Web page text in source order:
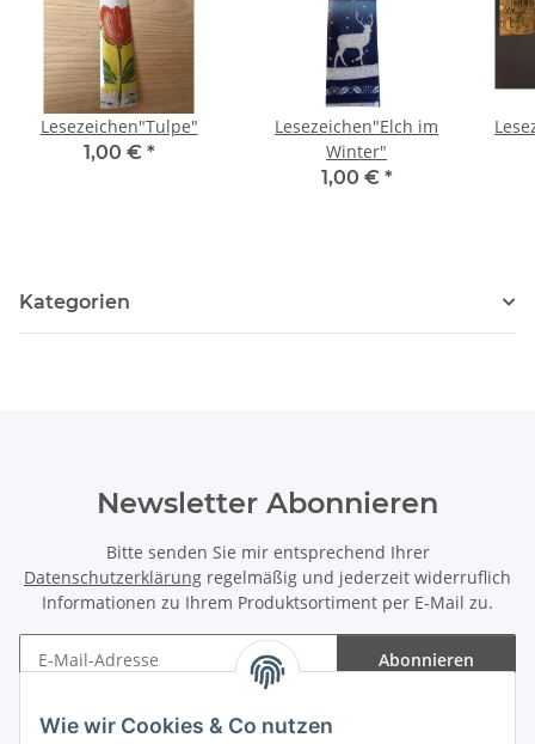
Wie wir Cookies & Co nutzen
Lesezeichen"Tulpe"
1,00 € *
Lesezeichen"Elch im
Winter"
1,00 € *
Kategorien
Newsletter Abonnieren
Bitte senden Sie mir entsprechend Ihrer
Datenschutzerklärung regelmäßig und jederzeit widerruflich
Informationen zu Ihrem Produktsortiment per E-Mail zu.
Abonnieren